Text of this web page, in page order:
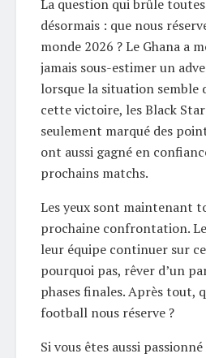
La question qui brûle
désormais : que nous
monde 2026 ? Le Ghana a
jamais sous-estimer un
lorsque la situation semble
cette victoire, les Black
seulement marqué des
ont aussi gagné en
prochains matchs.
Les yeux sont maintenant
prochaine confrontation.
leur équipe continuer sur
pourquoi pas, rêver d’un
phases finales. Après tout,
football nous réserve ?
Si vous êtes aussi